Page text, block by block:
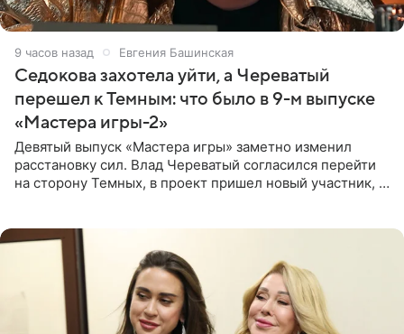
9 часов назад Евгения Башинская
Седокова захотела уйти, а Череватый
перешел к Темным: что было в 9-м выпуске
«Мастера игры-2»
Девятый выпуск «Мастера игры» заметно изменил
расстановку сил. Влад Череватый согласился перейти
на сторону Темных, в проект пришел новый участник, а